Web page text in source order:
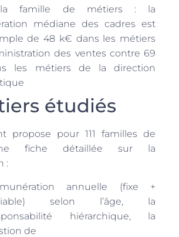
famille de métiers : la
médiane des cadres est
de 48 k€ dans les métiers
des ventes contre 69
les métiers de la direction
étudiés
propose pour 111 familles de
fiche détaillée sur la
:
annuelle (fixe +
selon l’âge, la
hiérarchique, la
de